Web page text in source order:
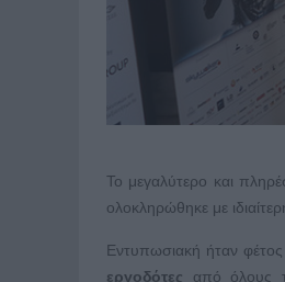
Το μεγαλύτερο και
ολοκληρώθηκε με
Εντυπωσιακή ήταν
εργοδότες από όλους